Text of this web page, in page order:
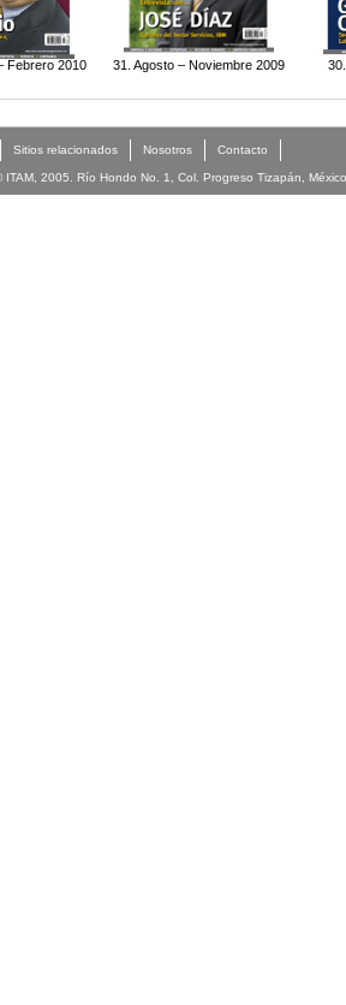
Febrero 2010 31. Agosto – Noviembre 2009
Sitios relacionados Nosotros Contacto
ITAM, 2005. Río Hondo No. 1, Col. Progreso Tizapán,